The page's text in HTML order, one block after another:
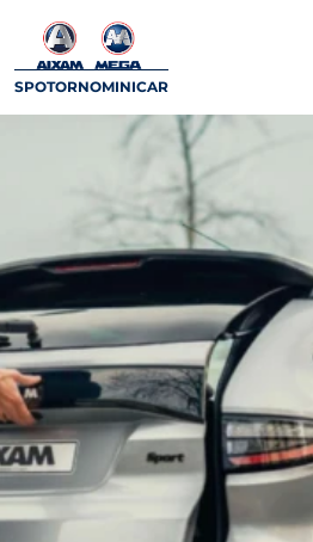
SPOTORNOMINICAR